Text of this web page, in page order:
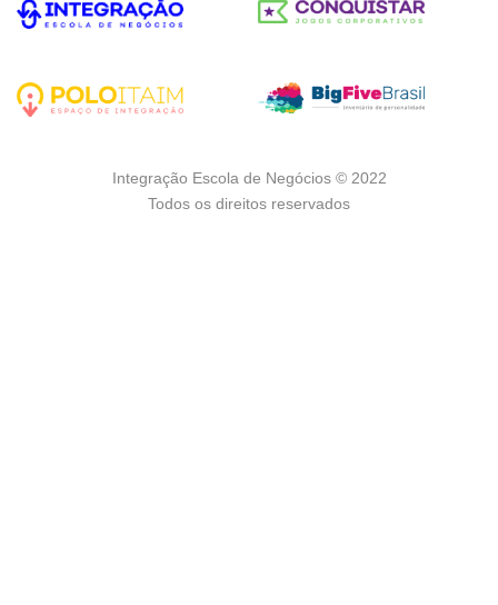
Integração Escola de Negócios © 2022
Todos os direitos reservados